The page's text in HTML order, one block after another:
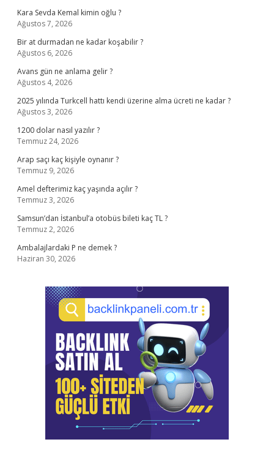
Kara Sevda Kemal kimin oğlu ?
Ağustos 7, 2026
Bir at durmadan ne kadar koşabilir ?
Ağustos 6, 2026
Avans gün ne anlama gelir ?
Ağustos 4, 2026
2025 yılında Turkcell hattı kendi üzerine alma ücreti ne kadar ?
Ağustos 3, 2026
1200 dolar nasıl yazılır ?
Temmuz 24, 2026
Arap saçı kaç kişiyle oynanır ?
Temmuz 9, 2026
Amel defterimiz kaç yaşında açılır ?
Temmuz 3, 2026
Samsun’dan İstanbul’a otobüs bileti kaç TL ?
Temmuz 2, 2026
Ambalajlardaki P ne demek ?
Haziran 30, 2026